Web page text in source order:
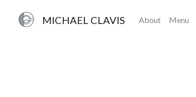
MICHAEL CLAVIS About Menu